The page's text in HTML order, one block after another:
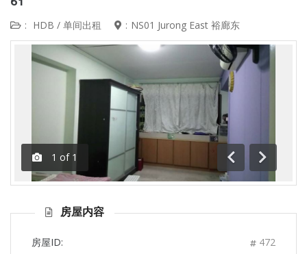
: HDB / 单间出租 : NS01 Jurong East 裕廊东
1 of 1
前一
页
下一
页
房屋内容
房屋ID: 472